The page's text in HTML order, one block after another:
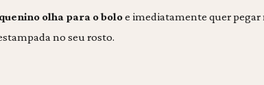
olha para o boloe imediatamente quer pegar
no seu rosto.